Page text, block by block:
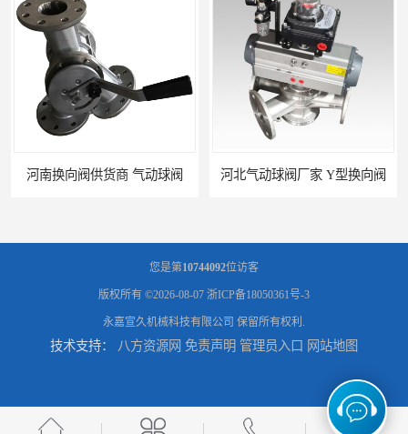
河南换向阀供货商 气动球阀 河北气动球阀厂家 Y型换向阀
广东管路换向器公司 粉体分路阀 河北气动球阀直供 管道换向器
您是第10744092位访客
版权所有 ©2026-08-07 浙ICP备18050361号-3
永嘉宣久机械科技有限公司 保留所有权利.
技术支持： 八方资源网 免责声明 管理员入口 网站地图